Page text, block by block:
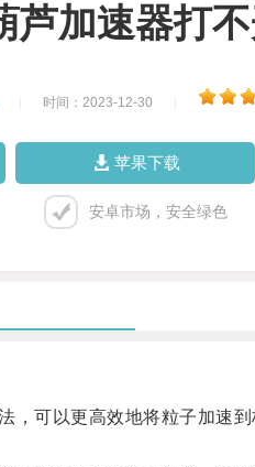
芦加速器打
时间：2023-12-30
苹果下载
安卓市场，安全绿色
可以更高效地将粒子加速到